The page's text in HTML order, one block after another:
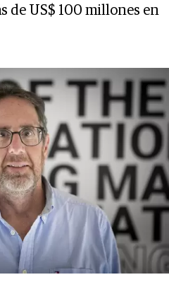
de US$ 100 millones en